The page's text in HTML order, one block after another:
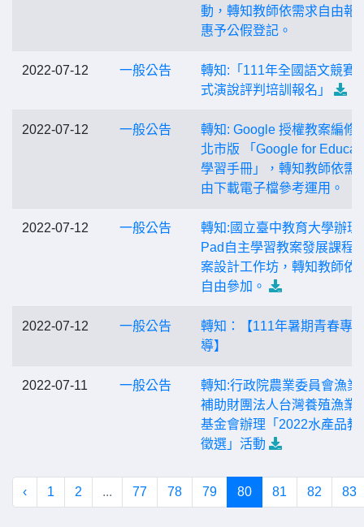
動，轉知教師依需求自由報
惠予公假登記。
2022-07-12 一般公告
轉知:「111年全國語文競賽
式演說評判培訓報名」
2022-07-12 一般公告
轉知: Google 授權教案編修
北市版 「Google for
學習手冊」，轉知教師依需
由下載電子檔參考運用。
2022-07-12 一般公告
轉知:國立臺中教育大學辦理
Pad自主學習教案發展課程
案設計工作坊，轉知教師依
自由參加。
2022-07-12 一般公告
轉知：【111年暑期青春專
導】
2022-07-11 一般公告
轉知:行政院農業委員會漁業
補助財團法人台灣養殖漁業
基金會辦理「2022水產品教
徵選」活動
‹ 1 2 ... 77 78 79 80 81 82 83